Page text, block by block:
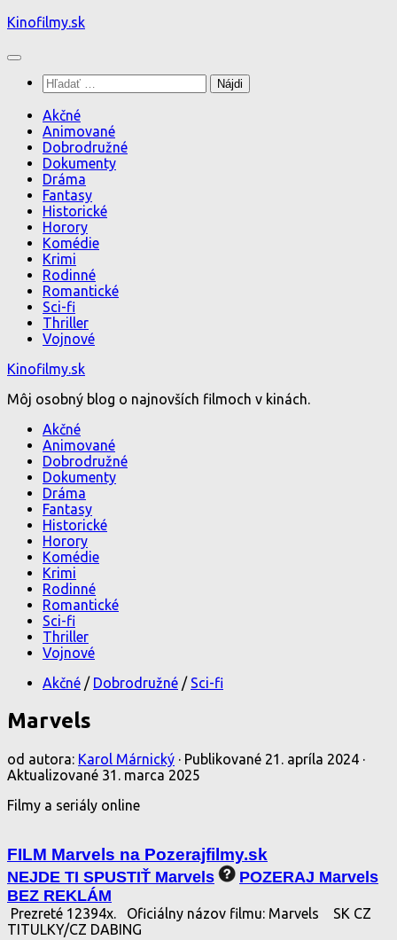
Preskočiť
obsah
Kinofilmy.sk
Hľadať:
Akčné
Animované
Dobrodružné
Dokumenty
Dráma
Fantasy
Historické
Horory
Komédie
Krimi
Rodinné
Romantické
Sci-fi
Thriller
Vojnové
Kinofilmy.sk
Môj osobný blog o najnovších filmoch v kinách.
Akčné
Animované
Dobrodružné
Dokumenty
Dráma
Fantasy
Historické
Horory
Komédie
Krimi
Rodinné
Romantické
Sci-fi
Thriller
Vojnové
Akčné / Dobrodružné / Sci-fi
Marvels
od autora: Karol Márnický · Publikované 21. apríla 2024 ·
Aktualizované 31. marca 2025
Filmy a seriály online
FILM Marvels na Pozerajfilmy.sk
NEJDE TI SPUSTIŤ Marvels
POZERAJ Marvels
BEZ REKLÁM
Prezreté 12394x. Oficiálny názov filmu: Marvels
SK CZ
TITULKY/CZ DABING